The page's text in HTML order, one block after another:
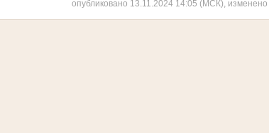
опубликовано 13.11.2024 14:05 (МСК),